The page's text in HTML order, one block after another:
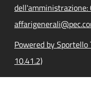
Powered by
10.41.2)